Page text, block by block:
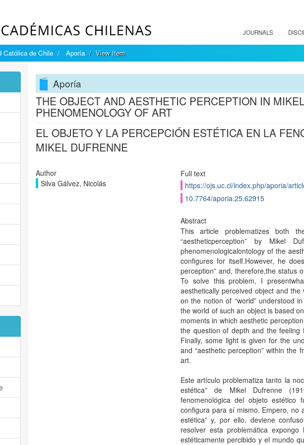
JOURNALS
Católica de Chile Aporía View Item
Aporía
THE OBJECT AND AESTHETIC PERCEPTION IN
PHENOMENOLOGY OF ART
EL OBJETO Y LA PERCEPCIÓN ESTÉTICA EN LA
MIKEL DUFRENNE
Author
Silva Gálvez, Nicolás
Full text
https://ojs.uc.cl/index.php/aporia/
10.7764/aporia.25.62915
Abstract
This article problematizes both
“aestheticperception” by Mikel
phenomenologicalontology of the
configures for itself.However, he
perception” and, therefore,the status
To solve this problem, I
aesthetically perceived object and
on the notion of “world” understood
the world of such an object is based
moments in which aesthetic
the question of depth and the
Finally, some light is given for the
and “aesthetic perception” within the
art.
Este artículo problematiza tanto la
estética” de Mikel Dufrenne
fenomenológica del objeto estético
configura para sí mismo. Empero, no
estética” y, por ello, deviene
resolver esta problemática
estéticamente percibido y el mundo